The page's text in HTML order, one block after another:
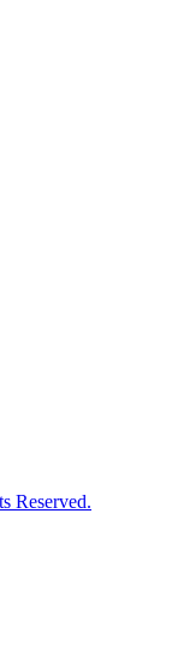
Reserved.